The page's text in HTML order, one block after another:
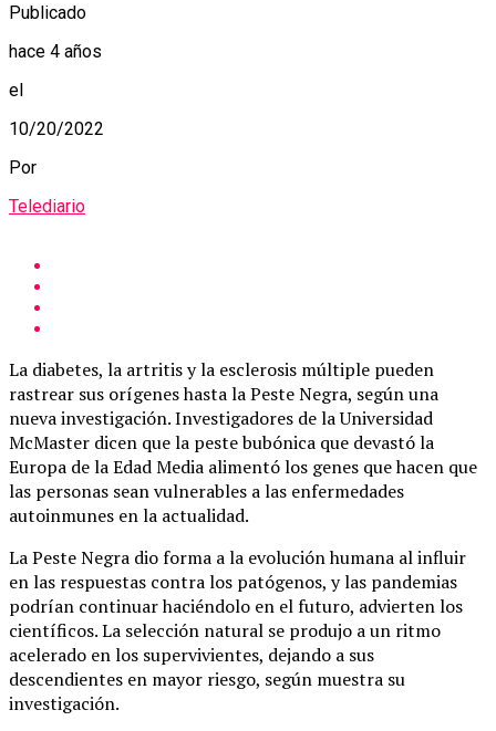
Publicado
hace 4 años
el
10/20/2022
Por
Telediario
La diabetes, la artritis y la esclerosis múltiple pueden
rastrear sus orígenes hasta la Peste Negra, según una
nueva investigación. Investigadores de la Universidad
McMaster dicen que la peste bubónica que devastó la
Europa de la Edad Media alimentó los genes que hacen que
las personas sean vulnerables a las enfermedades
autoinmunes en la actualidad.
La Peste Negra dio forma a la evolución humana al influir
en las respuestas contra los patógenos, y las pandemias
podrían continuar haciéndolo en el futuro, advierten los
científicos. La selección natural se produjo a un ritmo
acelerado en los supervivientes, dejando a sus
descendientes en mayor riesgo, según muestra su
investigación.